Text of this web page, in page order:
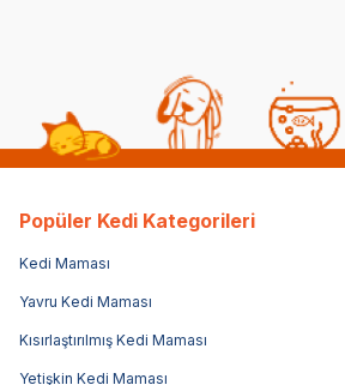
Popüler Kedi Kategorileri
Kedi Maması
Yavru Kedi Maması
Kısırlaştırılmış Kedi Maması
Yetişkin Kedi Maması